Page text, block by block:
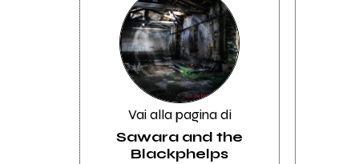
Vai alla pagina di
Sawara and the
Blackphelps